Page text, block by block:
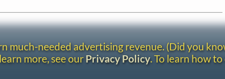
much-needed advertising revenue. (Did you
more, see ourPrivacy Policy. To learn how